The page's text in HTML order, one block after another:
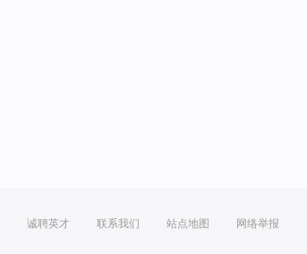
诚聘英才 联系我们 站点地图 网络举报